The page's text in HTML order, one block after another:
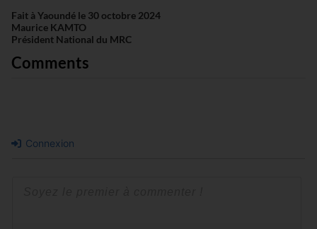
Fait à Yaoundé le 30 octobre 2024
Maurice KAMTO
Président National du MRC
Comments
Connexion